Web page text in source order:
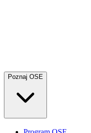
Poznaj OSE